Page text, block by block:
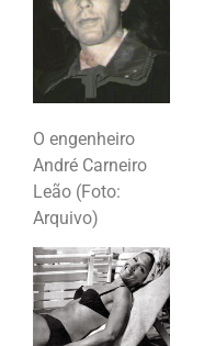
O engenheiro
André Carneiro
Leão (Foto:
Arquivo)